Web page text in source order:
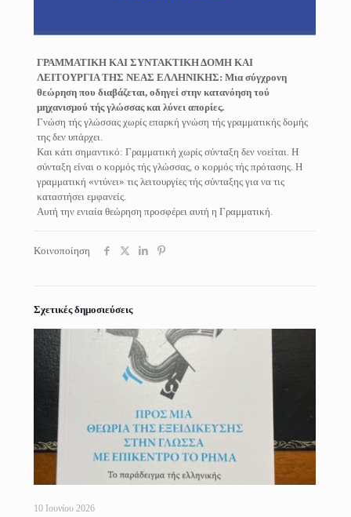
ΓΡΑΜΜΑΤΙΚΗ ΚΑΙ ΣΥΝΤΑΚΤΙΚΗ ΔΟΜΗ ΚΑΙ
ΛΕΙΤΟΥΡΓΙΑ ΤΗΣ ΝΕΑΣ ΕΛΛΗΝΙΚΗΣ: Μια σύγχρονη
θεώρηση που διαβάζεται, οδηγεί στην κατανόηση τού
μηχανισμού τής γλώσσας και λύνει απορίες.
Γνώση τής γλώσσας χωρίς επαρκή γνώση τής γραμματικής δομής
της δεν υπάρχει.
Και κάτι σημαντικό: Γραμματική χωρίς σύνταξη δεν νοείται. Η
σύνταξη είναι ο κορμός τής γλώσσας, ο κορμός τής πρότασης. Η
γραμματική «ντύνει» τις λειτουργίες τής σύνταξης για να τις
καταστήσει εμφανείς.
Αυτή την ενιαία θεώρηση προσφέρει αυτή η Γραμματική.
Κοινοποίηση
Σχετικές δημοσιεύσεις
10 Ιουνίου 2026